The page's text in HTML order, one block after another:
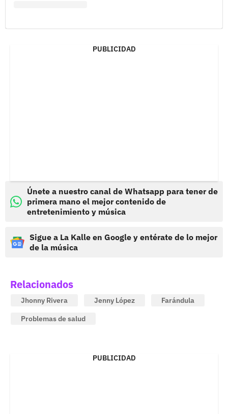
PUBLICIDAD
Únete a nuestro canal de Whatsapp para tener de
primera mano el mejor contenido de
entretenimiento y música
Sigue a La Kalle en Google y entérate de lo mejor
de la música
Relacionados
Jhonny Rivera Jenny López
Farándula
Problemas de salud
PUBLICIDAD